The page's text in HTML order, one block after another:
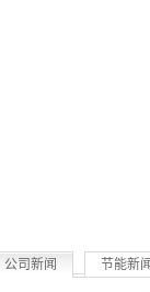
公司新闻 节能新